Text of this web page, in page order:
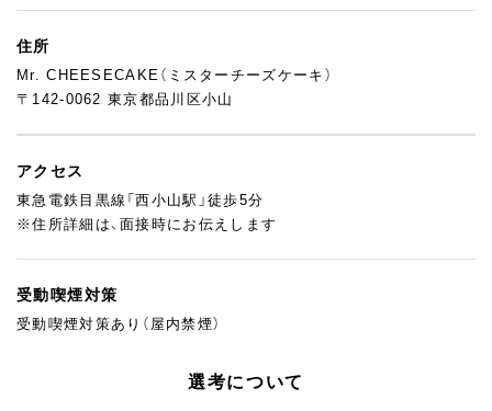
住所
Mr. CHEESECAKE（ミスターチーズケーキ）
〒142-0062 東京都品川区小山
アクセス
東急電鉄目黒線「西小山駅」徒歩5分
※住所詳細は、面接時にお伝えします
受動喫煙対策
受動喫煙対策あり（屋内禁煙）
選考について